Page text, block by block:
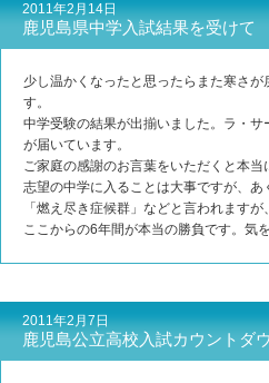
2011年2月14日
鹿児島県中学入試結果を受けて
少し温かくなったと思ったらまた寒さ
す。
中学受験の結果が出揃いました。ラ・
が届いています。
ご家庭の感謝のお言葉をいただくと本
志望の中学に入ることは大事ですが、あ
「燃え尽き症候群」などと言われます
ここからの6年間が本当の勝負です。気
2011年2月7日
鹿児島公立高校入試カウントダ